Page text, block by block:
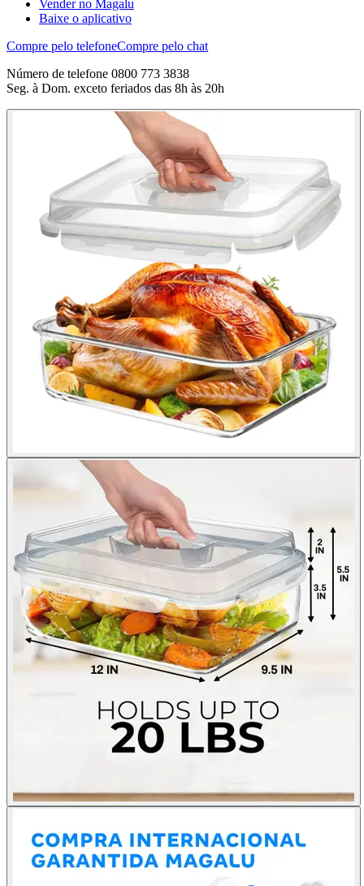
Vender no Magalu
Baixe o aplicativo
Compre pelo telefoneCompre pelo chat
Número de telefone 0800 773 3838
Seg. à Dom. exceto feriados das 8h às 20h